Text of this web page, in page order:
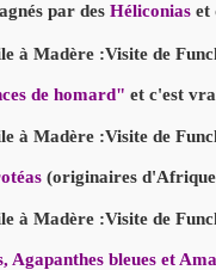
par desHéliconias et
de homard" et c'est
(originaires
Agapanthes bleues et